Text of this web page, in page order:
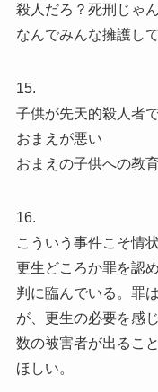
殺人だろ？死刑じゃん
なんでみんな擁護し
15.
子供が先天的殺人者
おまえが悪い
おまえの子供への教
16.
こういう事件こそ情
更生どころか罪を認
判に臨んでいる。罪
が、更生の必要を感
数の被害者が出るこ
ほしい。